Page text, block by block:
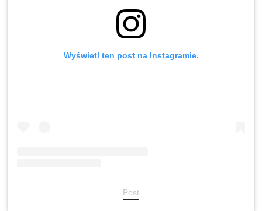
Wyświetl ten post na Instagramie.
Post